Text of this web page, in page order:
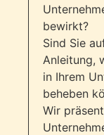
bewirkt?
Sind Sie
Anleitung,
in Ihrem
beheben
Wir